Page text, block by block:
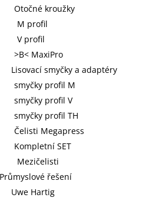
Otočné kroužky
M profil
V profil
>B< MaxiPro
Lisovací smyčky a adaptéry
smyčky profil M
smyčky profil V
smyčky profil TH
Čelisti Megapress
Kompletní SET
Mezičelisti
Průmyslové řešení
Uwe Hartig